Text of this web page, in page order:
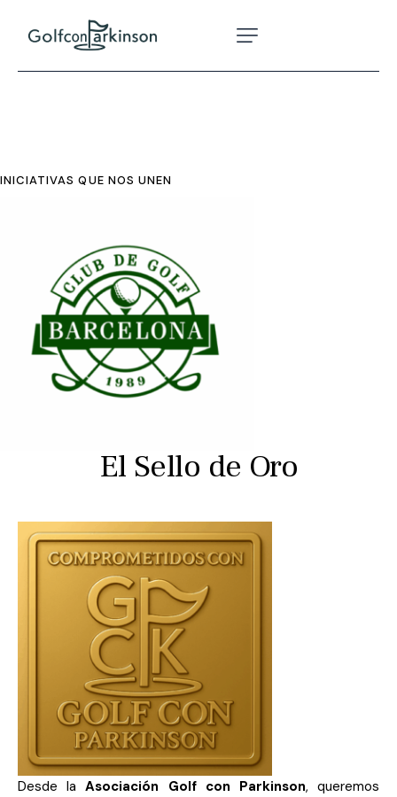
INICIATIVAS QUE NOS UNEN
El Sello de Oro
Desde laAsociación Golf con Parkinson, queremos